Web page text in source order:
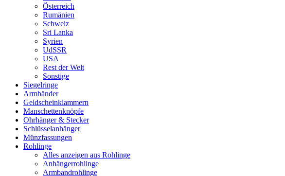
Österreich
Rumänien
Schweiz
Sri Lanka
Syrien
UdSSR
USA
Rest der Welt
Sonstige
Siegelringe
Armbänder
Geldscheinklammern
Manschettenknöpfe
Ohrhänger & Stecker
Schlüsselanhänger
Münzfassungen
Rohlinge
Alles anzeigen aus Rohlinge
Anhängerrohlinge
Armbandrohlinge